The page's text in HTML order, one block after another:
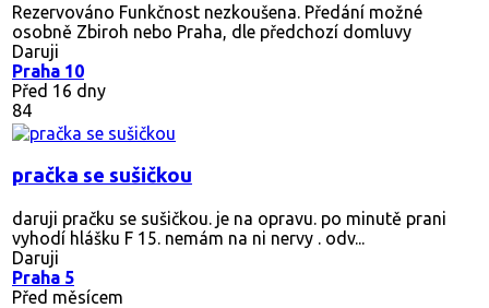
Rezervováno Funkčnost nezkoušena. Předání možné
osobně Zbiroh nebo Praha, dle předchozí domluvy
Daruji
Praha 10
Před 16 dny
84
pračka se sušičkou
daruji pračku se sušičkou. je na opravu. po minutě prani
vyhodí hlášku F 15. nemám na ni nervy . odv...
Daruji
Praha 5
Před měsícem